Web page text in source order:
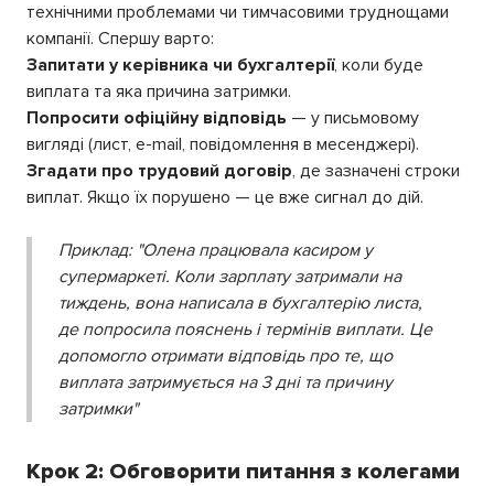
технічними проблемами чи тимчасовими труднощами
компанії. Спершу варто:
Запитати у керівника чи бухгалтерії, коли буде
виплата та яка причина затримки.
Попросити офіційну відповідь — у письмовому
вигляді (лист, e-mail, повідомлення в месенджері).
Згадати про трудовий договір, де зазначені строки
виплат. Якщо їх порушено — це вже сигнал до дій.
Приклад:"Олена працювала касиром у
супермаркеті. Коли зарплату затримали на
тиждень, вона написала в бухгалтерію листа,
де попросила пояснень і термінів виплати. Це
допомогло отримати відповідь про те, що
виплата затримується на 3 дні та причину
затримки"
Крок 2: Обговорити питання з колегами